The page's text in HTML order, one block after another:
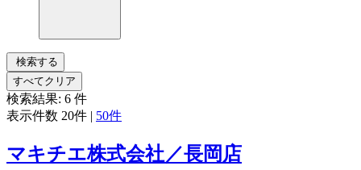
検索する
すべてクリア
検索結果: 6 件
表示件数 20件 | 50件
マキチエ株式会社／長岡店